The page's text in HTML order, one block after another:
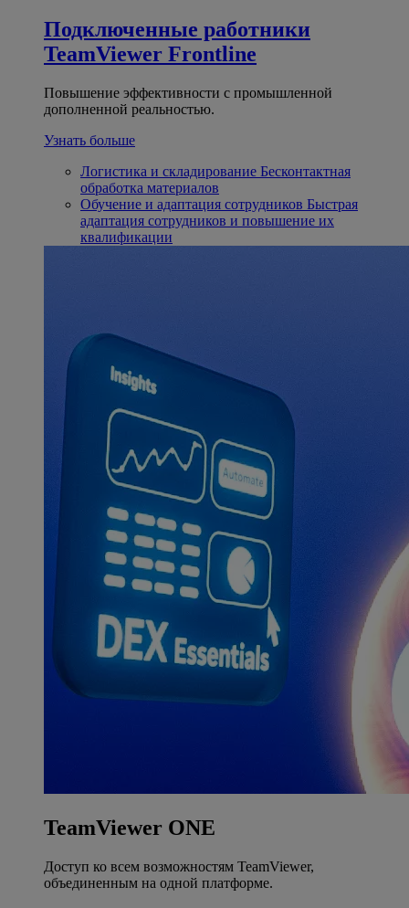
Подключенные работники
TeamViewer Frontline
Повышение эффективности с промышленной
дополненной реальностью.
Узнать больше
Логистика и складирование Бесконтактная
обработка материалов
Обучение и адаптация сотрудников Быстрая
адаптация сотрудников и повышение их
квалификации
TeamViewer ONE
Доступ ко всем возможностям TeamViewer,
объединенным на одной платформе.